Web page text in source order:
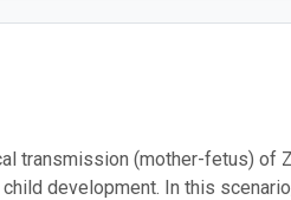
transmission (mother-fetus) of
development. In this